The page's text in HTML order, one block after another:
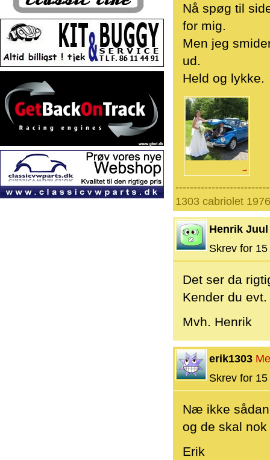
Nå spøg til
for mig.
Men jeg
ud.
Held og lykke.
→
1303 cabriolet
Henrik Juul
Skrev for
Det ser da
Kender du
Mvh. Henrik
erik1303
Skrev for
Næ ikke
og de skal
Erik